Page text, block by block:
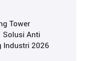
Tower
Solusi Anti
Industri 2026